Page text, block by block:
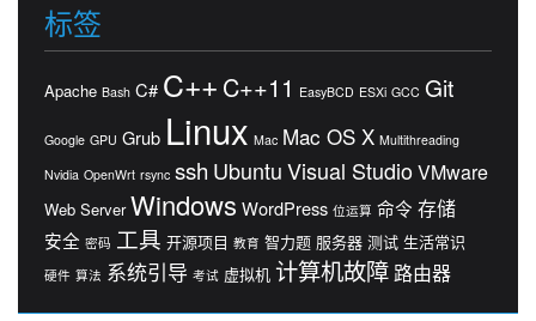
标签
Apache Bash C# C++ C++11 EasyBCD ESXi GCC Git
Google GPU Grub Linux Mac Mac OS X Multithreading
Nvidia OpenWrt rsync ssh UbuntuVisual StudioVMware
Web Server Windows WordPress 位运算 命令 存储
安全 密码 工具 开源项目 教育 智力题 服务器 测试 生活常识
硬件 算法 系统引导 考试 虚拟机 计算机故障 路由器